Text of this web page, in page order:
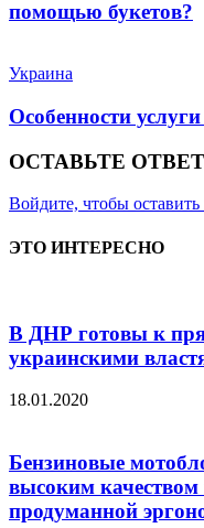
помощью букетов?
Украина
Особенности
ОСТАВЬТЕ ОТВЕТ
Войдите, чтобы
ЭТО ИНТЕРЕСНО
В ДНР готовы к
украинскими
18.01.2020
Бензиновые
высоким
продуманной